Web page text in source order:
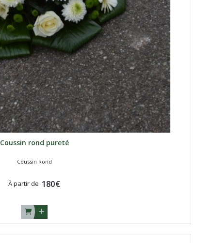
Coussin rond pureté
Coussin Rond
À partir de 180€